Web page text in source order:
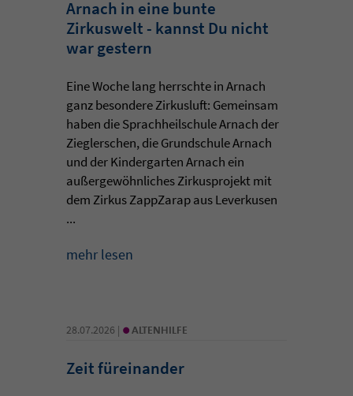
Arnach in eine bunte
Zirkuswelt - kannst Du nicht
war gestern
Eine Woche lang herrschte in Arnach
ganz besondere Zirkusluft: Gemeinsam
haben die Sprachheilschule Arnach der
Zieglerschen, die Grundschule Arnach
und der Kindergarten Arnach ein
außergewöhnliches Zirkusprojekt mit
dem Zirkus ZappZarap aus Leverkusen
...
mehr lesen
28.07.2026 | • ALTENHILFE
Zeit füreinander